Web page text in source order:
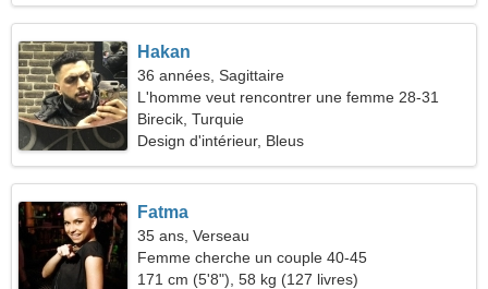
Hakan
36 années, Sagittaire
L'homme veut rencontrer une femme 28-31
Birecik, Turquie
Design d'intérieur, Bleus
Fatma
35 ans, Verseau
Femme cherche un couple 40-45
171 cm (5'8"), 58 kg (127 livres)